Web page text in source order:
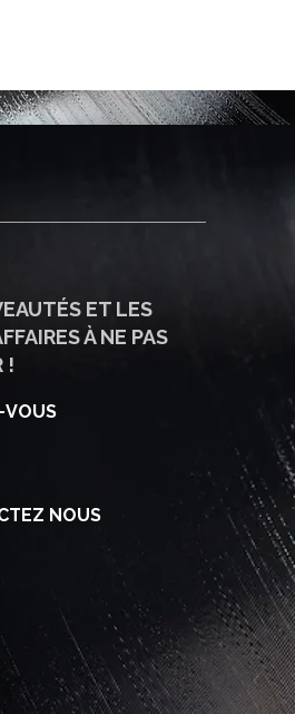
ET LES
À NE PAS
!
VOUS
NOUS